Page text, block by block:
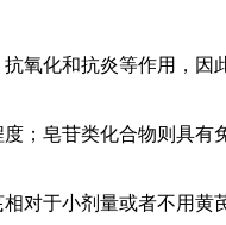
抗氧化和抗炎等作用，因
；皂苷类化合物则具有
对于小剂量或者不用黄